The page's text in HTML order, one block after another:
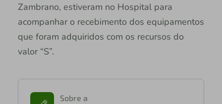
Zambrano, estiveram no Hospital para
acompanhar o recebimento dos equipamentos
que foram adquiridos com os recursos do
valor “S”.
Sobre a